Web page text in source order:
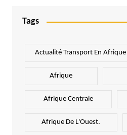
Tags
Actualité Transport En Afrique
Afrique
Afrique Centrale
Afrique De L'Ouest.